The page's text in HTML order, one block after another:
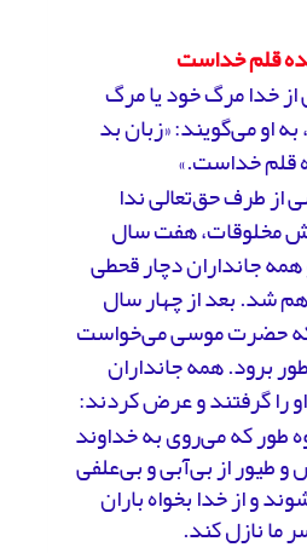
قلم خداست
خدا مرگ خود یا مرگ
او می‌گویند: «زبان بد
قلم خداست.»
طرف حق‌تعالی ندا
مخلوقات، هفت سال
جانداران دچار قحطی
شد. بعد از چهار سال
حضرت موسی می‌خواست
برود. همه جانداران
را گرفتند و عرض کردند:
طور که می‌روی به خداوند
طیور از بی‌آبی و بی‌علفی
و از خدا بخواه باران
ما نازل کند.